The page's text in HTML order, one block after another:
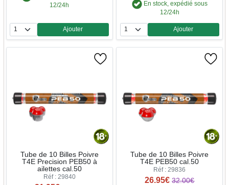
12/24h
Quantité
Ajouter
En stock, expédié sous
12/24h
Quantité
Ajouter
Tube de 10 Billes Poivre
T4E Precision PEB50 à
ailettes cal.50
Réf : 29840
Tube de 10 Billes Poivre
T4E PEB50 cal.50
Réf : 29836
26.95€ 32.00€